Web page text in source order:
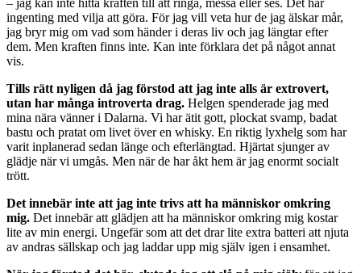
ingenting med vilja att göra. För jag vill veta hur de jag älskar mår,
jag bryr mig om vad som händer i deras liv och jag längtar efter
dem. Men kraften finns inte. Kan inte förklara det på något annat
vis.
Tills rätt nyligen då jag förstod att jag inte alls är extrovert,
utan har många introverta drag. Helgen spenderade jag med
mina nära vänner i Dalarna. Vi har ätit gott, plockat svamp, badat
bastu och pratat om livet över en whisky. En riktig lyxhelg som har
varit inplanerad sedan länge och efterlängtad. Hjärtat sjunger av
glädje när vi umgås. Men när de har åkt hem är jag enormt socialt
trött.
Det innebär inte att jag inte trivs att ha människor omkring
mig. Det innebär att glädjen att ha människor omkring mig kostar
lite av min energi. Ungefär som att det drar lite extra batteri att njuta
av andras sällskap och jag laddar upp mig själv igen i ensamhet.